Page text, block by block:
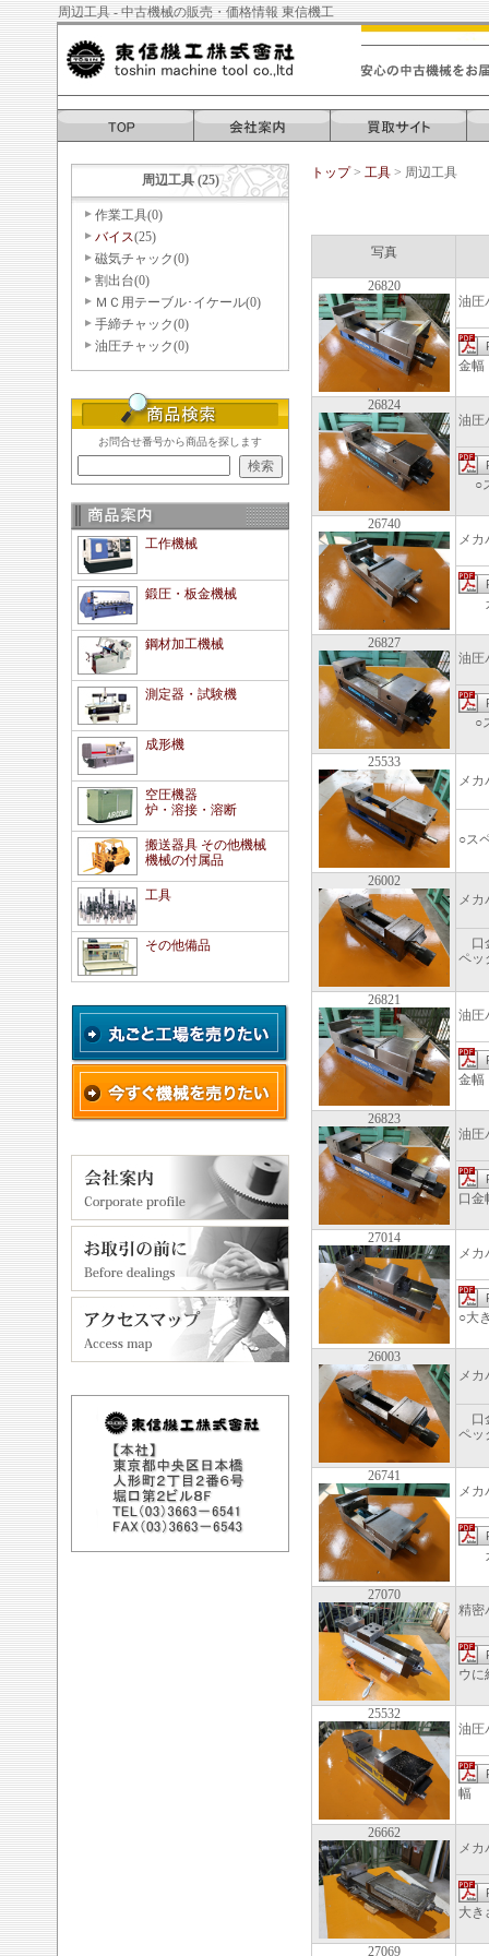
周辺工具 - 中古機械の販売・価格情報 東信機工
周辺工具 (25)
作業工具(0)
バイス(25)
磁気チャック(0)
割出台(0)
ＭＣ用テーブル･イケール(0)
手締チャック(0)
油圧チャック(0)
お問合せ番号から商品を探します
工作機械
鍛圧・板金機械
鋼材加工機械
測定器・試験機
成形機
空圧機器
炉・溶接・溶断
搬送器具 その他機械
機械の付属品
工具
その他備品
トップ> 工具 > 周辺工具
写真
26820
油圧
金
26824
油圧
○
26740
メカ
ガ
26827
油圧
○
25533
メカ
○ス
26002
メカ
口
ペ
26821
油圧
金
26823
油圧
口
27014
メカ
○
26003
メカ
口
ペ
26741
メカ
ガ
27070
精密
ウに
25532
油圧
幅
26662
メカ
大
27069